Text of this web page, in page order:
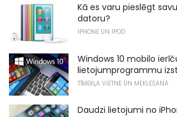
Kā es varu pieslēgt
datoru?
IPHONE UN IPOD
Windows 10 mobilo
lietojumprogrammu
TĪMEKĻA VIETNE UN MEKLĒŠANA
Daudzi lietojumi no